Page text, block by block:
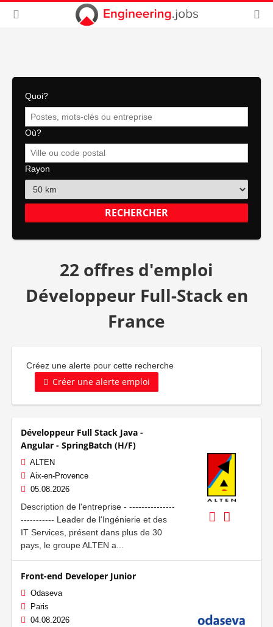
Quoi?
Où?
Rayon
22 offres d'emploi
Développeur Full-Stack en
France
Créez une alerte pour cette recherche
Créer une alerte emploi
Développeur Full Stack Java -
Angular - SpringBatch (H/F)
ALTEN
Aix-en-Provence
05.08.2026
Description de l'entreprise - ---------------
----------- Leader de l'Ingénierie et des
IT Services, présent dans plus de 30
pays, le groupe ALTEN a...
Front-end Developer Junior
Odaseva
Paris
04.08.2026